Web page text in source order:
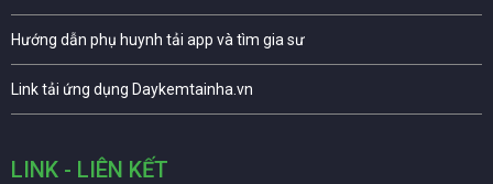
Hướng dẫn phụ huynh tải app và tìm gia sư
Link tải ứng dụng Daykemtainha.vn
LINK - LIÊN KẾT